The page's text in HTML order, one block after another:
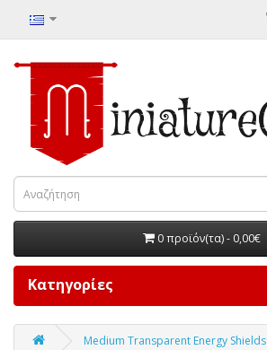
0 προϊόν(τα) - 0,00€
Κατηγορίες
Medium Transparent Energy Shields